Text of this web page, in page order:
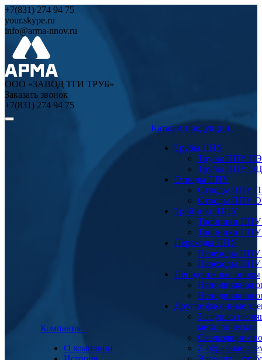
+7(831) 274 94 75
your.skype.ru
info@arma-nnov.ru
ООО «ЗАВОД ТГИ ТРУБ»
Заказать звонок
+7(831) 274 94 75
Компания
О компании
Каталог продукции
Трубы ППУ
Трубы ППУ ПЭ
Трубы ППУ ОЦ
Отводы ППУ
Отводы ППУ
Отводы ППУ
Тройники ППУ
Тройники
Тройники
Переходы ППУ
Переходы
Переходы
Неподвижные опоры
Неподвижная
Неподвижная
Другие фасонные
Заглушка
металлическая
Скользящие
Z-образные